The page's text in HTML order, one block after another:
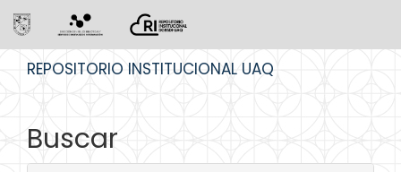
REPOSITORIO INSTITUCIONAL UAQ
Buscar